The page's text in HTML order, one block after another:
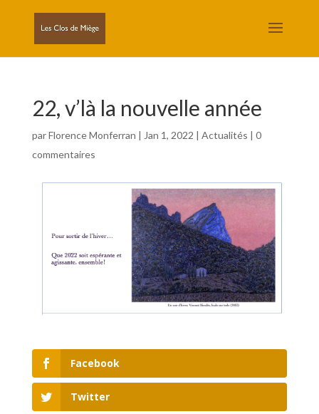
22, v’là la nouvelle année
parFlorence Monferran | Jan 1, 2022 | Actualités | 0
commentaires
Facebook
Twitter